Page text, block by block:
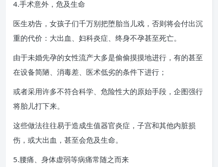
4.手术意外，危及生命
医生劝告，女孩子们千万别把堕胎当儿戏，否则将会付出沉
重的代价：大出血、妇科炎症、终身不孕甚至死亡。
由于未婚先孕的女性流产大多是偷偷摸摸地进行，有的甚至
在设备简陋、消毒差、医术低劣的条件下进行；
或者采用许多不符合科学、危险性大的原始手段，企图强行
将胎儿打下来。
这些做法往往易于造成生值器官炎症，子宫和其他内脏损
伤，或大出血，甚至会危及生命。
5.腰痛、身体虚弱等病痛常随之而来